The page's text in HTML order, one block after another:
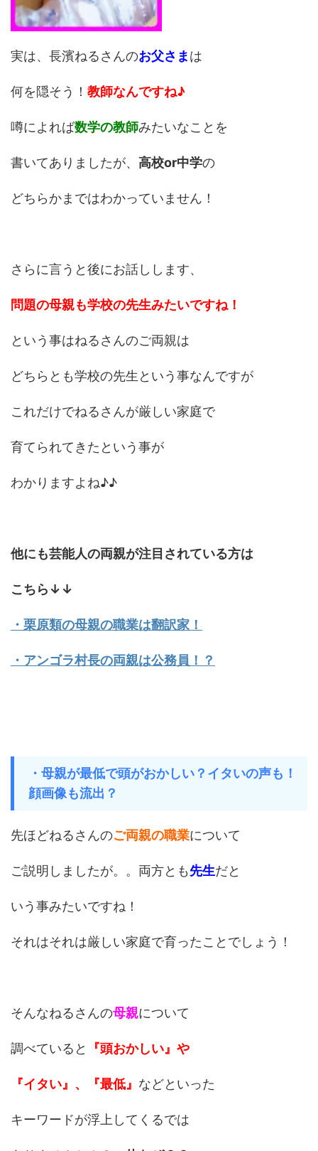
実は、長濱ねるさんのお父さまは
何を隠そう！ 教師なんですね♪
噂によれば数学の教師みたいなことを
書いてありましたが、 高校or中学の
どちらかまではわかっていません！
さらに言うと後にお話しします、
問題の母親も学校の先生みたいですね！
という事はねるさんのご両親は
どちらとも学校の先生という事なんですが
これだけでねるさんが厳しい家庭で
育てられてきたという事が
わかりますよね♪♪
他にも芸能人の両親が注目されている方は
こちら↓↓
・栗原類の母親の職業は翻訳家！
・アンゴラ村長の両親は公務員！？
・母親が最低で頭がおかしい？イタいの声も！
顔画像も流出？
先ほどねるさんのご両親の職業について
ご説明しましたが。。両方とも先生だと
いう事みたいですね！
それはそれは厳しい家庭で育ったことでしょう！
そんなねるさんの母親について
調べていると 『頭おかしい』や
『イタい』、『最低』 などといった
キーワードが浮上してくるでは